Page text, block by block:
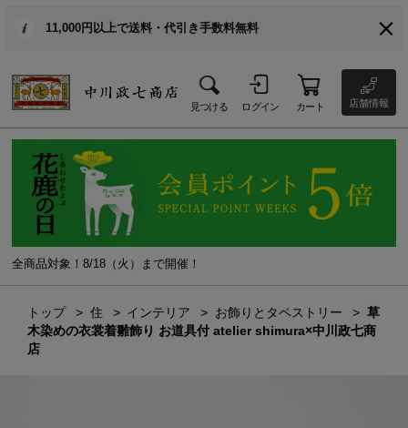
11,000円以上で送料・代引き手数料無料
見つける ログイン カート 店舗情報
全商品対象！8/18（火）まで開催！
トップ 住 インテリア お飾りとタペストリー
草
木染めの衣裳着雛飾り お道具付 atelier shimura×中川政七商
店